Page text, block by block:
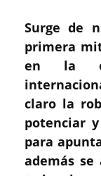
Surge de
primera
en la
claro la
potenciar
para
además